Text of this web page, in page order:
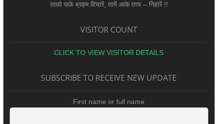
ताको पाके ब्रहम विचारें, तामें आके तत्व – निहारें !!
VISITOR COUNT
CLICK TO VIEW VISITOR DETAILS
SUBSCRIBE TO RECEIVE NEW UPDATE
First name or full name